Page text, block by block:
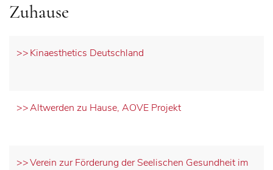
Zuhause
Kinaesthetics Deutschland
Altwerden zu Hause, AOVE Projekt
Verein zur Förderung der Seelischen Gesundheit im